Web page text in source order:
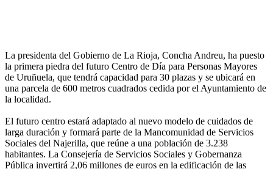
La presidenta del Gobierno de La Rioja, Concha Andreu, ha puesto
la primera piedra del futuro Centro de Día para Personas Mayores
de Uruñuela, que tendrá capacidad para 30 plazas y se ubicará en
una parcela de 600 metros cuadrados cedida por el Ayuntamiento de
la localidad.
El futuro centro estará adaptado al nuevo modelo de cuidados de
larga duración y formará parte de la Mancomunidad de Servicios
Sociales del Najerilla, que reúne a una población de 3.238
habitantes. La Consejería de Servicios Sociales y Gobernanza
Pública invertirá 2,06 millones de euros en la edificación de las